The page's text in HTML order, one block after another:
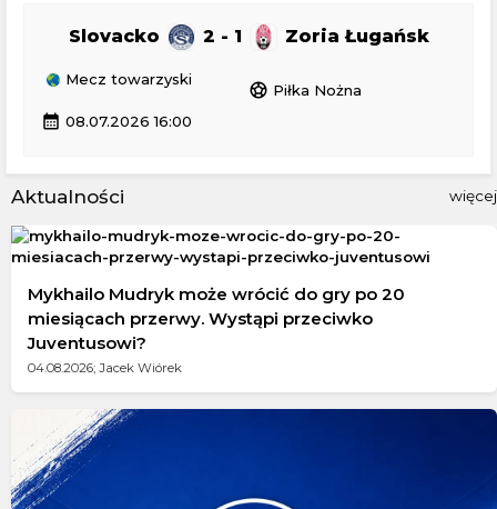
Slovacko 2 - 1 Zoria Ługańsk
Mecz towarzyski
sports_soccer Piłka Nożna
calendar_month 08.07.2026 16:00
Aktualności więcej
Mykhailo Mudryk może wrócić do gry po 20
miesiącach przerwy. Wystąpi przeciwko
Juventusowi?
04.08.2026; Jacek Wiórek